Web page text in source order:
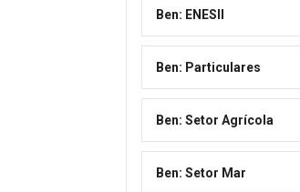
Ben: ENESII
Ben: Particulares
Ben: Setor Agrícola
Ben: Setor Mar